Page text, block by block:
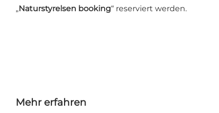
„Naturstyrelsen booking“ reserviert werden.
Mehr erfahren